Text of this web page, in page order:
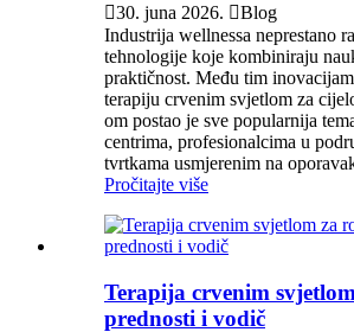
30. juna 2026. Blog
Industrija wellnessa neprestano
tehnologije koje kombiniraju
praktičnost. Među tim
terapiju crvenim svjetlom za
om postao je sve popularnija
centrima, profesionalcima u
tvrtkama usmjerenim na
Pročitajte više
Terapija crvenim
prednosti i vodič